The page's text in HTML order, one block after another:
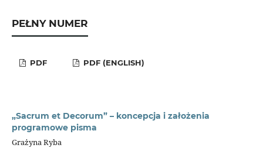
PEŁNY NUMER
PDF PDF (ENGLISH)
„Sacrum et Decorum” – koncepcja i założenia
programowe pisma
Grażyna Ryba